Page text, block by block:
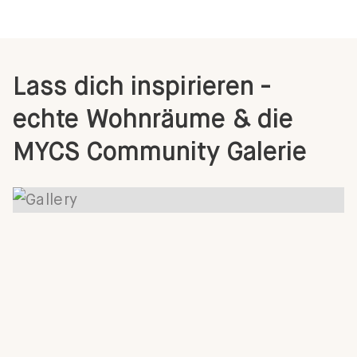
Lass dich inspirieren -
echte Wohnräume & die
MYCS Community Galerie